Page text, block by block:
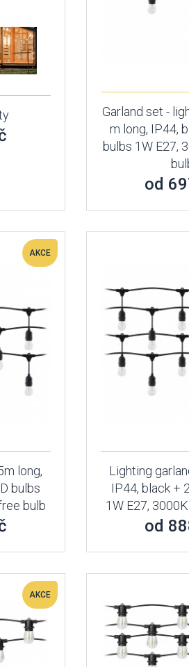
Garland set -
m long, IP44,
bulbs 1W E27,
od
AKCE
long,
bulbs
bulb
Lighting
IP44, black +
1W E27,
od
AKCE